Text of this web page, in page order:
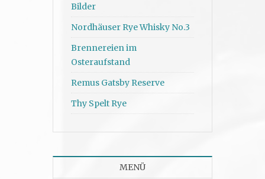
Bilder
Nordhäuser Rye Whisky No.3
Brennereien im
Osteraufstand
Remus Gatsby Reserve
Thy Spelt Rye
MENÜ